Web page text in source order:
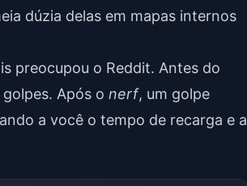
dúzia delas em mapas internos
preocupou o Reddit. Antes do
Após o nerf, um golpe
a você o tempo de recarga e a